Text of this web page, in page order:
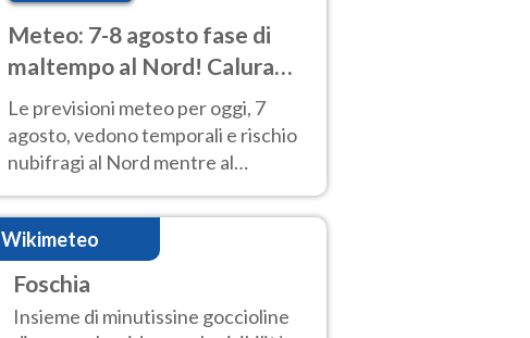
Meteo: 7-8 agosto fase di
maltempo al Nord! Calura
fino a Ferragosto
Le previsioni meteo per oggi, 7
agosto, vedono temporali e rischio
nubifragi al Nord mentre al
Centro-Sud sole e caldo sempre
molto intenso.
Wikimeteo
Foschia
Insieme di minutissine goccioline